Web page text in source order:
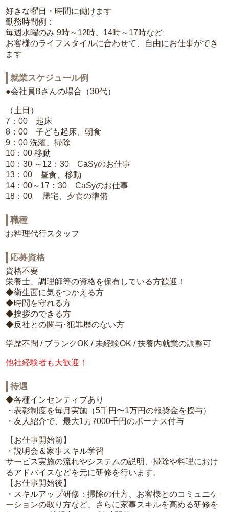
好きな曜日・時間に働けます
勤務時間例：
毎週水曜のみ 9時～12時、14時～17時など
お客様のライフスタイルに合わせて、自由にお仕事ができ
ます
就業スケジュール例
●会社員Bさんの場合（30代）
（土日）
7：00 起床
8：00 子ども起床、朝食
9：00 洗濯、掃除
10：00 移動
10：30 ～12：30 CaSyのお仕事
13：00 昼食、移動
14：00～17：30 CaSyのお仕事
18：00 帰宅、夕食の準備
職種
お料理代行スタッフ
応募資格
資格不要
栄養士、調理師等の資格を保有している方歓迎！
◆衛生面に気をつかえる方
◆時間を守れる方
◆挨拶のできる方
◆反社との関与･犯罪歴のない方
学歴不問 / ブランクOK / 未経験OK / 扶養内就業の調整可
他社経験者も大歓迎！
待遇
◆各種インセンティブあり
・表彰制度を毎月実施（5千円〜1万円の報奨金を授与）
・友人紹介で、最大1万7000千円のボーナス付与
【お仕事開始前】
・説明会＆家事スキル学習
サービス実施の流れやシステムの説明、掃除や料理におけ
るアドバイスなどを元に研修を行います。
【お仕事開始後】
・スキルアップ研修：掃除の仕方、お客様とのコミュニケ
ーションの取り方など、さらに家事スキルを高める研修を